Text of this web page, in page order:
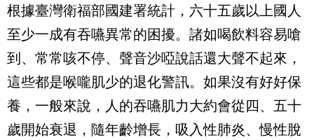
根據臺灣衛福部國建署統計，六十五歲以上國人
至少一成有吞嚥異常的困擾。諸如喝飲料容易嗆
到、常常咳不停、聲音沙啞說話還大聲不起來，
這些都是喉嚨肌少的退化警訊。如果沒有好好保
養，一般來說，人的吞嚥肌力大約會從四、五十
歲開始衰退，隨年齡增長，吸入性肺炎、慢性脫